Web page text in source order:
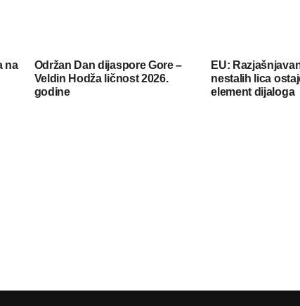
na
Održan Dan dijaspore Gore –
Veldin Hodža ličnost 2026.
godine
EU:
nestalih lica
element dijaloga